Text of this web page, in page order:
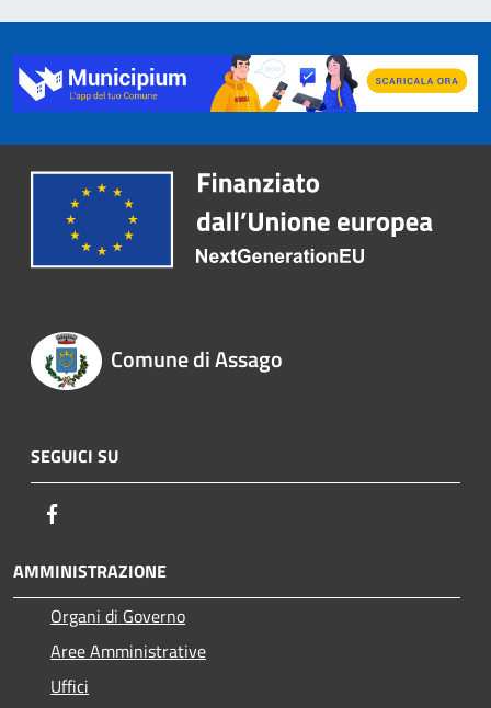
Comune di Assago
SEGUICI SU
AMMINISTRAZIONE
Organi di Governo
Aree Amministrative
Uffici